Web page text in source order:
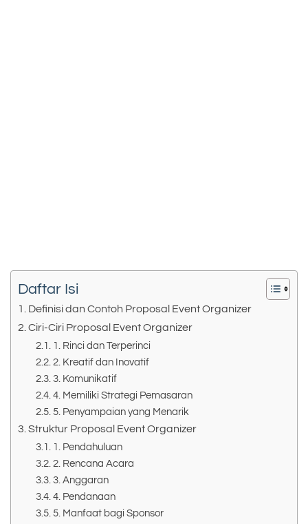
Daftar Isi
Definisi dan Contoh Proposal Event Organizer
Ciri-Ciri Proposal Event Organizer
1. Rinci dan Terperinci
2. Kreatif dan Inovatif
3. Komunikatif
4. Memiliki Strategi Pemasaran
5. Penyampaian yang Menarik
Struktur Proposal Event Organizer
1. Pendahuluan
2. Rencana Acara
3. Anggaran
4. Pendanaan
5. Manfaat bagi Sponsor